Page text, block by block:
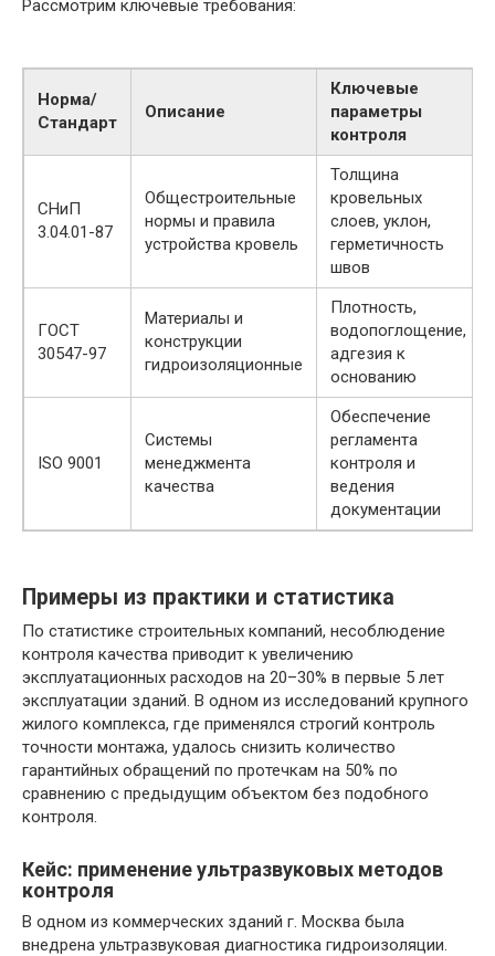
Рассмотрим ключевые требования:
Норма/
Стандарт
Описание
Ключевые
параметры
контроля
СНиП
3.04.01-87
Общестроительные
нормы и правила
устройства кровель
Толщина
кровельных
слоев, уклон,
герметичность
швов
ГОСТ
30547-97
Материалы и
конструкции
гидроизоляционные
Плотность,
водопоглощение,
адгезия к
основанию
ISO 9001
Системы
менеджмента
качества
Обеспечение
регламента
контроля и
ведения
документации
Примеры из практики и статистика
По статистике строительных компаний, несоблюдение
контроля качества приводит к увеличению
эксплуатационных расходов на 20–30% в первые 5 лет
эксплуатации зданий. В одном из исследований крупного
жилого комплекса, где применялся строгий контроль
точности монтажа, удалось снизить количество
гарантийных обращений по протечкам на 50% по
сравнению с предыдущим объектом без подобного
контроля.
Кейс: применение ультразвуковых методов
контроля
В одном из коммерческих зданий г. Москва была
внедрена ультразвуковая диагностика гидроизоляции.